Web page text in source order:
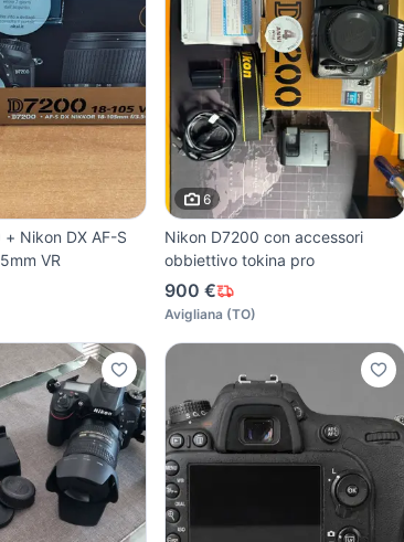
Nikon DX AF-S
VR
6
Nikon D7200 con accessori
obbiettivo tokina pro
900 €
Avigliana (TO)